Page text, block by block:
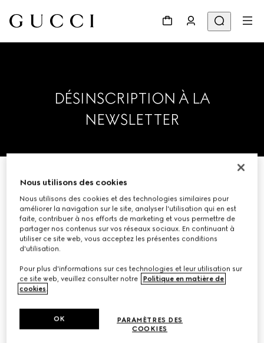
DÉSINSCRIPTION À LA
NEWSLETTER
Veuillez saisir votre adresse
électronique ci-dessous afin que
nous vous retirions de la liste de
diffusion.
ADRESSE ÉLECTRONIQUE
SE DÉSINSCRIRE
Nous utilisons des cookies
Nous utilisons des cookies et des technologies similaires pour
améliorer la navigation sur le site, analyser l'utilisation qui en est
faite, contribuer à nos efforts de marketing et vous permettre de
partager nos contenus sur vos réseaux sociaux. En continuant à
utiliser ce site web, vous acceptez les présentes conditions
d'utilisation.
Pour plus d'informations sur ces technologies et leur utilisation sur
ce site web, veuillez consulter notre
Politique en matière de
cookies.
PARAMÈTRES DES
COOKIES
OK